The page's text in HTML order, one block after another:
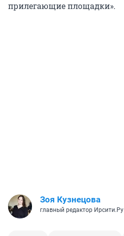
прилегающие площадки».
Зоя Кузнецова
главный редактор Ирсити.Ру